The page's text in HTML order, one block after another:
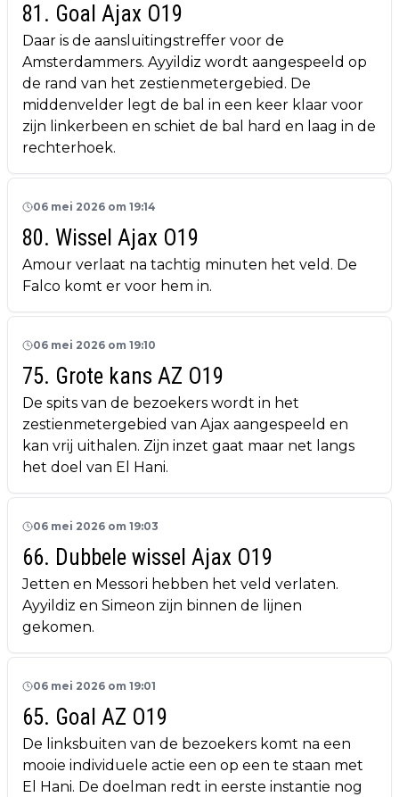
81. Goal Ajax O19
Daar is de aansluitingstreffer voor de
Amsterdammers. Ayyildiz wordt aangespeeld op
de rand van het zestienmetergebied. De
middenvelder legt de bal in een keer klaar voor
zijn linkerbeen en schiet de bal hard en laag in de
rechterhoek.
06 mei 2026 om 19:14
80. Wissel Ajax O19
Amour verlaat na tachtig minuten het veld. De
Falco komt er voor hem in.
06 mei 2026 om 19:10
75. Grote kans AZ O19
De spits van de bezoekers wordt in het
zestienmetergebied van Ajax aangespeeld en
kan vrij uithalen. Zijn inzet gaat maar net langs
het doel van El Hani.
06 mei 2026 om 19:03
66. Dubbele wissel Ajax O19
Jetten en Messori hebben het veld verlaten.
Ayyildiz en Simeon zijn binnen de lijnen
gekomen.
06 mei 2026 om 19:01
65. Goal AZ O19
De linksbuiten van de bezoekers komt na een
mooie individuele actie een op een te staan met
El Hani. De doelman redt in eerste instantie nog